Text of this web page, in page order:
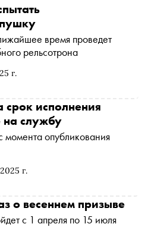
г.
время проведет
рельсотрона
г.
исполнения
на службу
момента опубликования
о весеннем призыве
с 1 апреля по 15 июля